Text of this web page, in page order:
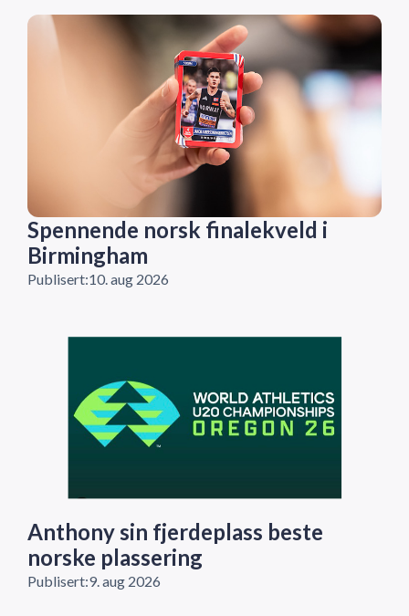
Spennende norsk finalekveld i
Birmingham
Publisert:10. aug 2026
Anthony sin fjerdeplass beste
norske plassering
Publisert:9. aug 2026